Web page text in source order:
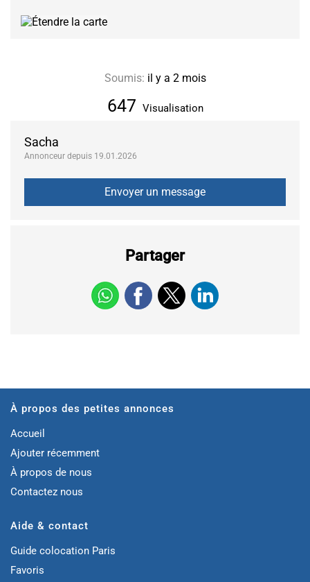
Sacha
Annonceur depuis 19.01.2026
Partager
647 Visualisation
Soumis: il y a 2 mois
À propos des petites annonces
Accueil
Ajouter récemment
À propos de nous
Contactez nous
Aide & contact
Guide colocation Paris
Favoris